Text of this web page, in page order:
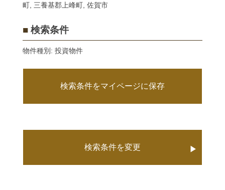
町, 三養基郡上峰町, 佐賀市
■検索条件
物件種別: 投資物件
検索条件をマイページに保存
検索条件を変更 ▶